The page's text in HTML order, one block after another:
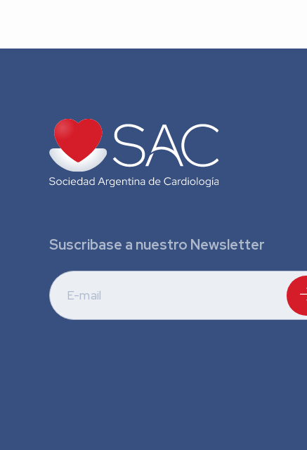
Suscribase a nuestro Newsletter